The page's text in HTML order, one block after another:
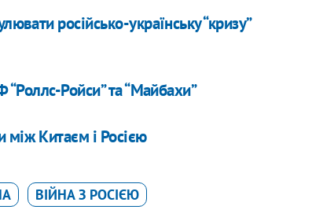
російсько-українську “кризу”
“Роллс-Ройси” та “Майбахи”
між Китаєм і Росією
ВІЙНА З РОСІЄЮ